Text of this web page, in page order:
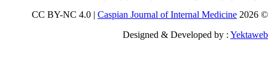
©
Caspian Journal of Internal Medicine
Designed & Developed by :